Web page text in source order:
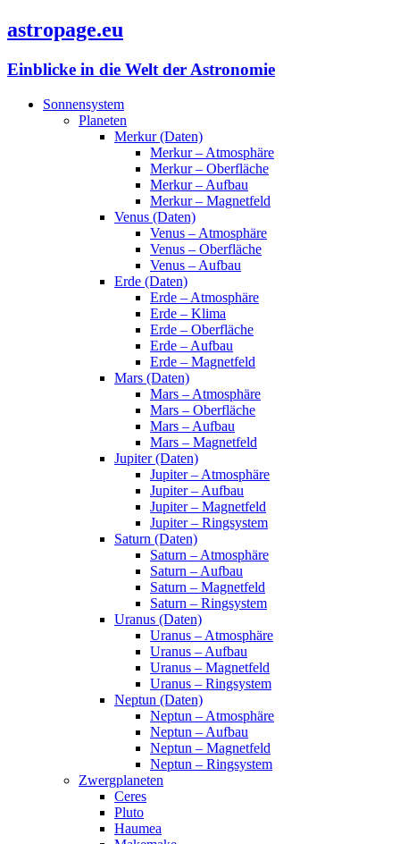
astropage.eu
Einblicke in die Welt der Astronomie
Sonnensystem
Planeten
Merkur (Daten)
Merkur – Atmosphäre
Merkur – Oberfläche
Merkur – Aufbau
Merkur – Magnetfeld
Venus (Daten)
Venus – Atmosphäre
Venus – Oberfläche
Venus – Aufbau
Erde (Daten)
Erde – Atmosphäre
Erde – Klima
Erde – Oberfläche
Erde – Aufbau
Erde – Magnetfeld
Mars (Daten)
Mars – Atmosphäre
Mars – Oberfläche
Mars – Aufbau
Mars – Magnetfeld
Jupiter (Daten)
Jupiter – Atmosphäre
Jupiter – Aufbau
Jupiter – Magnetfeld
Jupiter – Ringsystem
Saturn (Daten)
Saturn – Atmosphäre
Saturn – Aufbau
Saturn – Magnetfeld
Saturn – Ringsystem
Uranus (Daten)
Uranus – Atmosphäre
Uranus – Aufbau
Uranus – Magnetfeld
Uranus – Ringsystem
Neptun (Daten)
Neptun – Atmosphäre
Neptun – Aufbau
Neptun – Magnetfeld
Neptun – Ringsystem
Zwergplaneten
Ceres
Pluto
Haumea